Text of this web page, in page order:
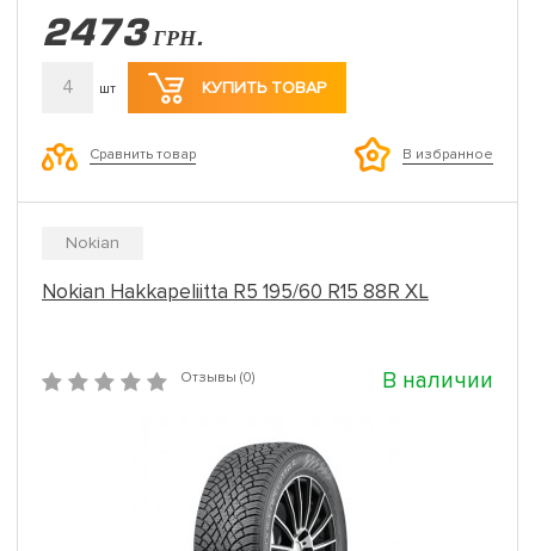
2473 ГРН.
4 шт КУПИТЬ ТОВАР
Сравнить товар В избранное
Nokian
Nokian Hakkapeliitta R5 195/60 R15 88R XL
Отзывы (0) В наличии